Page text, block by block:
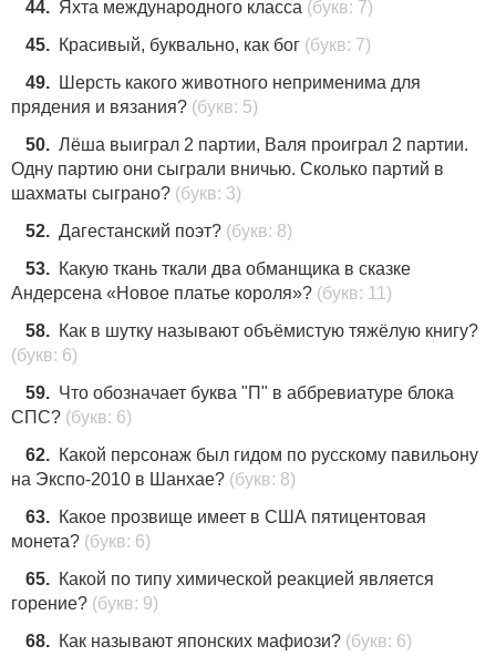
44. Яхта международного класса (букв: 7)
45. Красивый, буквально, как бог (букв: 7)
49.
Шерсть какого животного неприменима для
прядения и вязания? (букв: 5)
50. Лёша выиграл 2 партии, Валя проиграл 2 партии.
Одну партию они сыграли вничью. Сколько партий в
шахматы сыграно? (букв: 3)
52. Дагестанский поэт? (букв: 8)
53. Какую ткань ткали два обманщика в сказке
Андерсена «Новое платье короля»? (букв: 11)
58. Как в шутку называют объёмистую тяжёлую книгу?
(букв: 6)
59. Что обозначает буква "П" в аббревиатуре блока
СПС? (букв: 6)
62. Какой персонаж был гидом по русскому павильону
на Экспо-2010 в Шанхае? (букв: 8)
63. Какое прозвище имеет в США пятицентовая
монета? (букв: 6)
65. Какой по типу химической реакцией является
горение? (букв: 9)
68. Как называют японских мафиози? (букв: 6)